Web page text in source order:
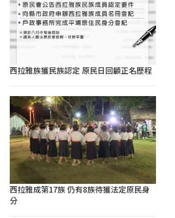
西拉雅族獲民族認定 原民日回顧正名歷程
西拉雅成第17族 仍有8族待獲法定原民身
分